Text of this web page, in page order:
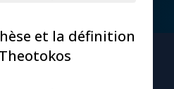
et la définition